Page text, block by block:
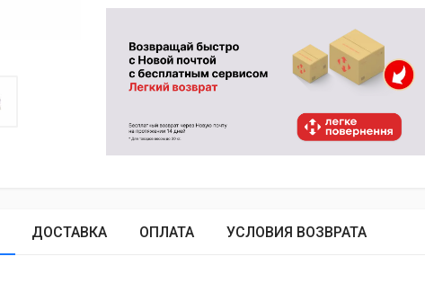
ДОСТАВКА ОПЛАТА УСЛОВИЯ ВОЗВРАТА